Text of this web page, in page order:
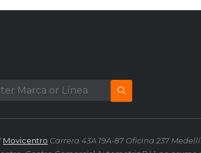
Movicentro Carrera 43A 19A-87 Oficina 237